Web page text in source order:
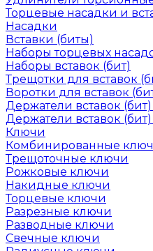
Торцевые насадки и
Насадки
Вставки (биты)
Наборы торцевых
Наборы вставок (бит)
Трещотки для вставок
Воротки для вставок
Держатели вставок
Держатели вставок
Ключи
Комбинированные
Трещоточные ключи
Рожковые ключи
Накидные ключи
Торцевые ключи
Разрезные ключи
Разводные ключи
Свечные ключи